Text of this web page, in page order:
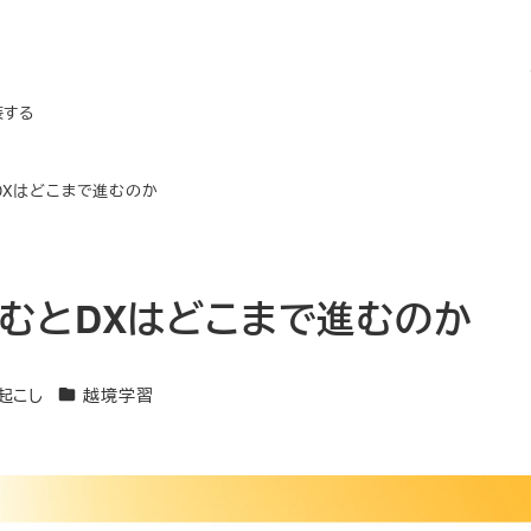
る
はどこまで進むのか
とDXはどこまで進むのか
こし カテゴリー
越境学習